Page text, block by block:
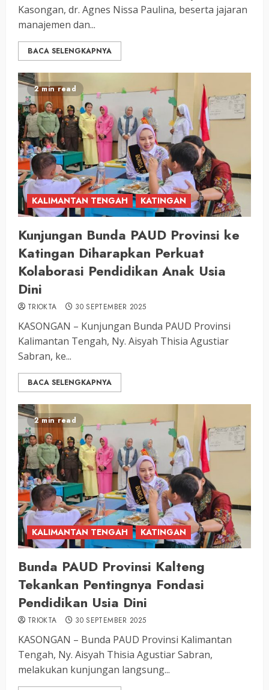
Kasongan, dr. Agnes Nissa Paulina, beserta jajaran
manajemen dan...
BACA SELENGKAPNYA
2 min read
KALIMANTAN TENGAH KATINGAN
Kunjungan Bunda PAUD Provinsi ke
Katingan Diharapkan Perkuat
Kolaborasi Pendidikan Anak Usia
Dini
TRIOKTA 30 SEPTEMBER 2025
KASONGAN – Kunjungan Bunda PAUD Provinsi
Kalimantan Tengah, Ny. Aisyah Thisia Agustiar
Sabran, ke...
BACA SELENGKAPNYA
2 min read
KALIMANTAN TENGAH KATINGAN
Bunda PAUD Provinsi Kalteng
Tekankan Pentingnya Fondasi
Pendidikan Usia Dini
TRIOKTA 30 SEPTEMBER 2025
KASONGAN – Bunda PAUD Provinsi Kalimantan
Tengah, Ny. Aisyah Thisia Agustiar Sabran,
melakukan kunjungan langsung...